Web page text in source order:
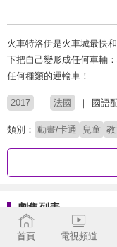
火車特洛伊是火車城最快
下把自己變形成任何車輛
任何種類的運輸車！
2017 法國 國語
類別： 動畫/卡通 兒童
劇集列表
第1季
首頁 電視頻道